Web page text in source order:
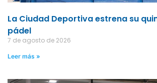
La Ciudad Deportiva estrena su
pádel
7 de agosto de 2026
Leer más »